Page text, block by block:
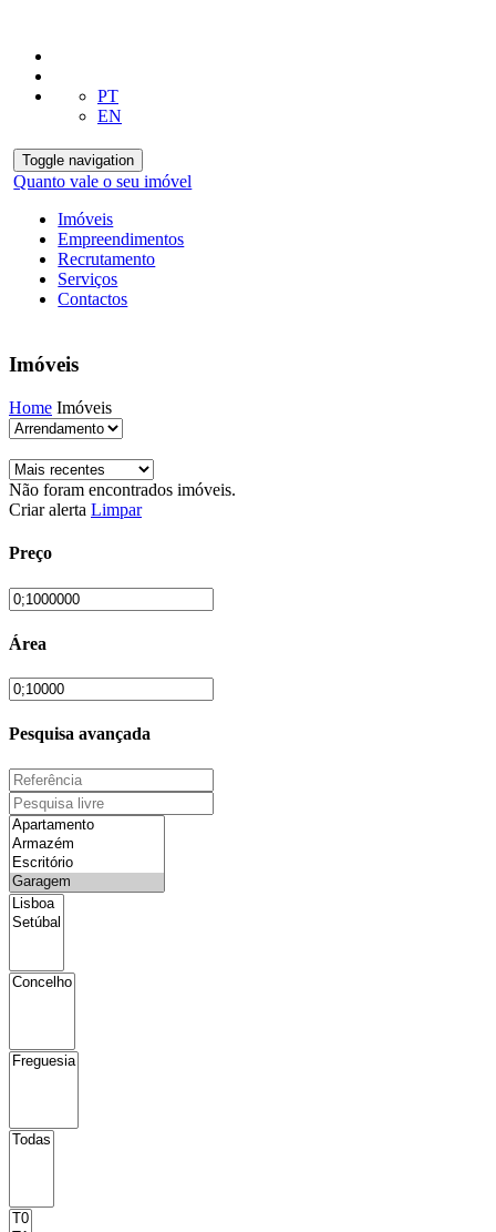
PT
EN
Toggle navigation
Quanto vale o seu imóvel
Imóveis
Empreendimentos
Recrutamento
Serviços
Contactos
Imóveis
Home Imóveis
Não foram encontrados imóveis.
Criar alerta Limpar
Preço
Área
Pesquisa avançada